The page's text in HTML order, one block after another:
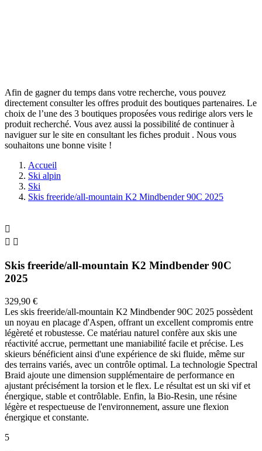
Afin de gagner du temps dans votre recherche, vous pouvez
directement consulter les offres produit des boutiques partenaires. Le
choix de l’une des 3 boutiques proposées vous redirige alors vers le
produit recherché. Vous avez aussi la possibilité de continuer à
naviguer sur le site en consultant les fiches produit . Nous vous
souhaitons une bonne visite !
Accueil
Ski alpin
Ski
Skis freeride/all-mountain K2 Mindbender 90C 2025

 
Skis freeride/all-mountain K2 Mindbender 90C
2025
329,90 €
Les skis freeride/all-mountain K2 Mindbender 90C 2025 possèdent
un noyau en placage d'Aspen, offrant un excellent compromis entre
légèreté et robustesse. Ce matériau naturel confère aux skis une
réactivité accrue, permettant une maniabilité facile et précise. Les
skieurs bénéficient ainsi d'une expérience de ski fluide, même sur
des terrains variés, avec un contrôle optimal. La technologie Spectral
Braid ajoute une dimension supplémentaire de performance en
ajustant précisément la torsion et le flex. Le résultat est un ski vif et
énergique, stable et contrôlable. Enfin, la Bio-Resin, une résine
légère et respectueuse de l'environnement, assure une flexion
énergique et constante.
5